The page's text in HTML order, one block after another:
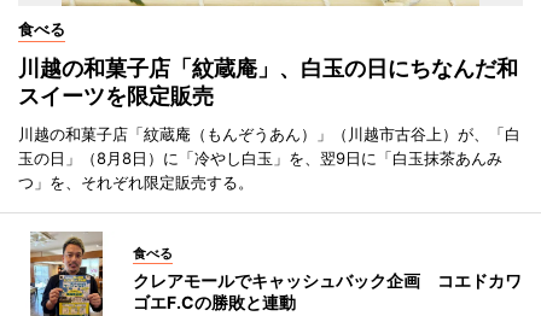
食べる
川越の和菓子店「紋蔵庵」、白玉の日にちなんだ和
スイーツを限定販売
川越の和菓子店「紋蔵庵（もんぞうあん）」（川越市古谷上）が、「白
玉の日」（8月8日）に「冷やし白玉」を、翌9日に「白玉抹茶あんみ
つ」を、それぞれ限定販売する。
食べる
クレアモールでキャッシュバック企画 コエドカワ
ゴエF.Cの勝敗と連動